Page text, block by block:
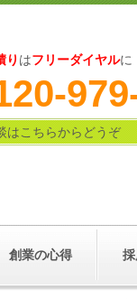
り はフリーダイヤルに
はこちらからどうぞ
創業の心得 採